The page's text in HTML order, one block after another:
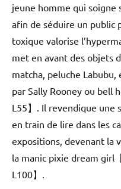
jeune homme qui soigne
afin de séduire un public
toxique valorise
met en avant des objets
matcha, peluche
par Sally Rooney ou bell
L55】. Il revendique une
en train de lire dans les
expositions, devenant la
la manic pixie dream girl
L100】.